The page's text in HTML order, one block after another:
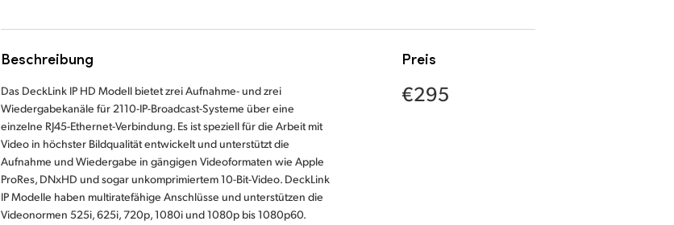
Beschreibung
Das DeckLink IP HD Modell bietet zrei Aufnahme- und zrei
Wiedergabekanäle für 2110-IP-Broadcast-Systeme über eine
einzelne RJ45-Ethernet-Verbindung. Es ist speziell für die Arbeit mit
Video in höchster Bildqualität entwickelt und unterstützt die
Aufnahme und Wiedergabe in gängigen Videoformaten wie Apple
ProRes, DNxHD und sogar unkomprimiertem 10-Bit-Video. DeckLink
IP Modelle haben multiratefähige Anschlüsse und unterstützen die
Videonormen 525i, 625i, 720p, 1080i und 1080p bis 1080p60.
Preis
€295